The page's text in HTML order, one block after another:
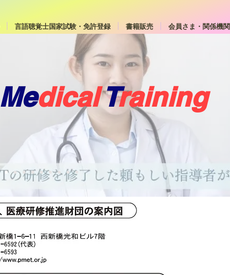
言語聴覚士国家試験・免許登録 書籍販売 会員さま・関係機関
MedicalTraining